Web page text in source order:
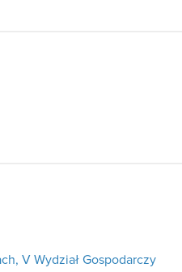
V Wydział Gospodarczy